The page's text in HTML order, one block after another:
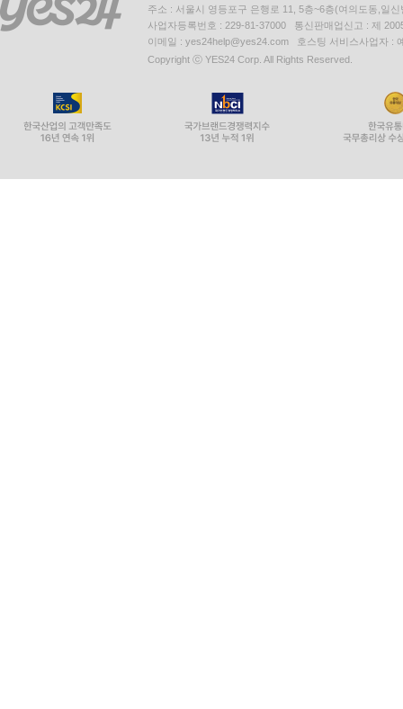
주소 : 서울시 영등포구 은행로 11, 5층~6층(여의도동,일신
사업자등록번호 : 229-81-37000 통신판매업신고 : 제
이메일 : yes24help@yes24.com 호스팅 서비스사업자 :
Copyright ⓒ YES24 Corp. All Rights Reserved.